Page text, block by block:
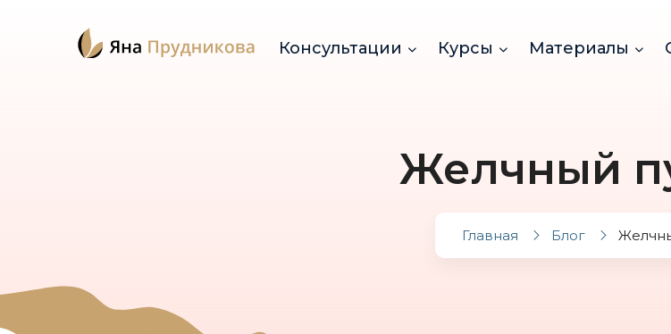
Консультации Курсы Материалы
Желчный
Главная Блог